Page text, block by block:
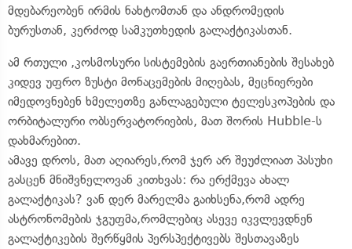
მდებარეობენ ირმის ნახტომთან და ანდრომედის
ბურუსთან, კერძოდ სამკუთხედის გალაქტიკასთან.
ამ რთული ,კოსმოსური სისტემების გაერთიანების შესახებ
კიდევ უფრო ზუსტი მონაცემების მიღებას, მეცნიერები
იმედოვნებენ ხმელეთზე განლაგებული ტელესკოპების და
ორბიტალური ობსერვატორიების, მათ შორის Hubble-ს
დახმარებით.
ამავე დროს, მათ აღიარეს,რომ ჯერ არ შეუძლიათ პასუხი
გასცენ მნიშვნელოვან კითხვას: რა ერქმევა ახალ
გალაქტიკას? ვან დერ მარელმა გაიხსენა,რომ ადრე
ასტრონომების ჯგუფმა,რომლებიც ასევე იკვლევდნენ
გალაქტიკების შერწყმის პერსპექტივებს შესთავაზეს